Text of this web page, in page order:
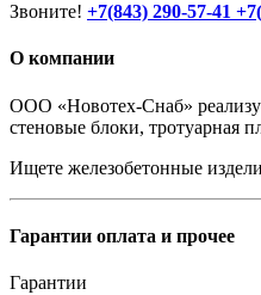
Звоните! +7(843) 290-57-41
О компании
ООО «Новотех-Снаб»
стеновые блоки, тротуарная
Ищете железобетонные
Гарантии оплата и прочее
Гарантии